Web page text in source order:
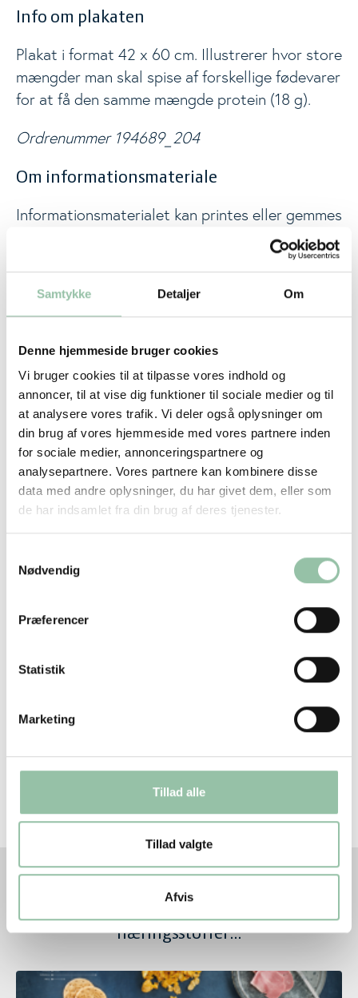
Samtykke Detaljer Om
Denne hjemmeside bruger cookies
Vi bruger cookies til at tilpasse vores indhold og
annoncer, til at vise dig funktioner til sociale medier og til
at analysere vores trafik. Vi deler også oplysninger om
din brug af vores hjemmeside med vores partnere inden
for sociale medier, annonceringspartnere og
analysepartnere. Vores partnere kan kombinere disse
data med andre oplysninger, du har givet dem, eller som
de har indsamlet fra din brug af deres tjenester.
Nødvendig
Præferencer
Statistik
Marketing
Tillad alle
Tillad valgte
Afvis
Info om plakaten
Plakat i format 42 x 60 cm. Illustrerer hvor store
mængder man skal spise af forskellige fødevarer
for at få den samme mængde protein (18 g).
Ordrenummer 194689_204
Om informationsmateriale
Informationsmaterialet kan printes eller gemmes
Informationsmaterialet indeholder uddybende
protein er og hvilke fødevarer, der er gode kilder
Se også vores andre plakater om
næringsstoffer...
Plakat om salt - hvilken næring får jeg med?